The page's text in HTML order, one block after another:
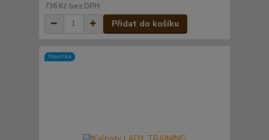
736 Kč bez DPH
Přidat do košíku
Novinka